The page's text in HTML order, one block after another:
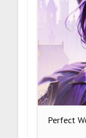
Perfect